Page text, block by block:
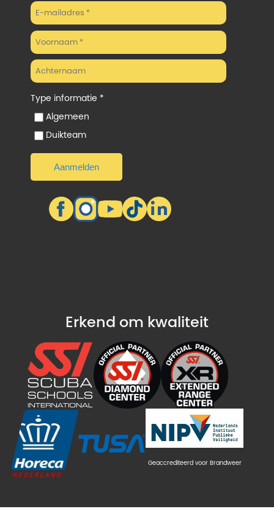
Type informatie *
Algemeen
Duikteam
Erkend om kwaliteit
Geaccrediteerd voor Brandweer